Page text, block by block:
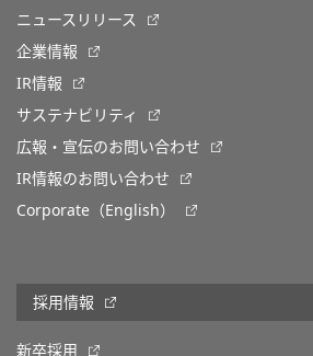
ニュースリリース
企業情報
IR情報
サステナビリティ
広報・宣伝のお問い合わせ
IR情報のお問い合わせ
Corporate（English）
採用情報
新卒採用